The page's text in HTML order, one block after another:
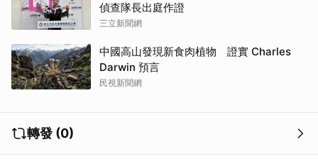
偵查隊長出庭作證
三立新聞網
中國高山發現新食肉植物 證實 Charles
Darwin 預言
民視新聞網
轉發 (0)